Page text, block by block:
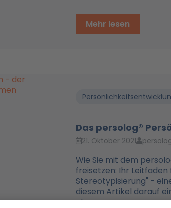
Mehr lesen
Das persolog®
21. Oktober 2021 persolog
Wie Sie mit dem
freisetzen: Ihr Leitfaden
Stereotypisierung" -
diesem Artikel darauf
aber...